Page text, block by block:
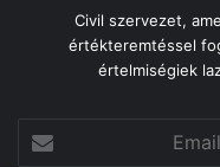
Civil szervezet,
értékteremtéssel
értelmiségiek
cím